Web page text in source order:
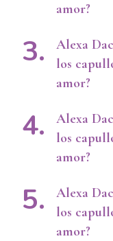
amor?
Alexa
los
amor?
Alexa
los
amor?
Alexa
los
amor?